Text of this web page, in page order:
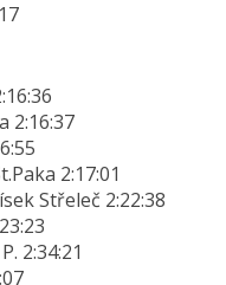
2:16:37
2:17:01
Střeleč 2:22:38
2:34:21